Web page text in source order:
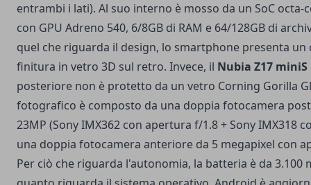
entrambi i lati). Al suo interno è mosso da un SoC octa-
con GPU Adreno 540, 6/8GB di RAM e 64/128GB di
quel che riguarda il design, lo smartphone presenta
finitura in vetro 3D sul retro. Invece, il Nubia Z17 miniS
posteriore non è protetto da un vetro Corning Gorilla
fotografico è composto da una doppia fotocamera
23MP (Sony IMX362 con apertura f/1.8 + Sony IMX318
una doppia fotocamera anteriore da 5 megapixel con
Per ciò che riguarda l'autonomia, la batteria è da 3.100